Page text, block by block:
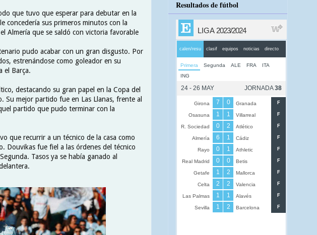
que tuvo que esperar para debutar en la
concedería sus primeros minutos con la
Almería que se saldó con victoria favorable
pudo acabar con un gran disgusto. Por
estrenándose como goleador en su
el Barça.
destacando su gran papel en la Copa del
Su mejor partido fue en Las Llanas, frente al
partido que pudo terminar con la
que recurrir a un técnico de la casa como
Douvikas fue fiel a las órdenes del técnico
Tasos ya se había ganado al
Resultados de fútbol